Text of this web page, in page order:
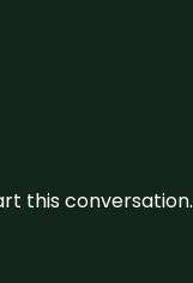
this conversation.